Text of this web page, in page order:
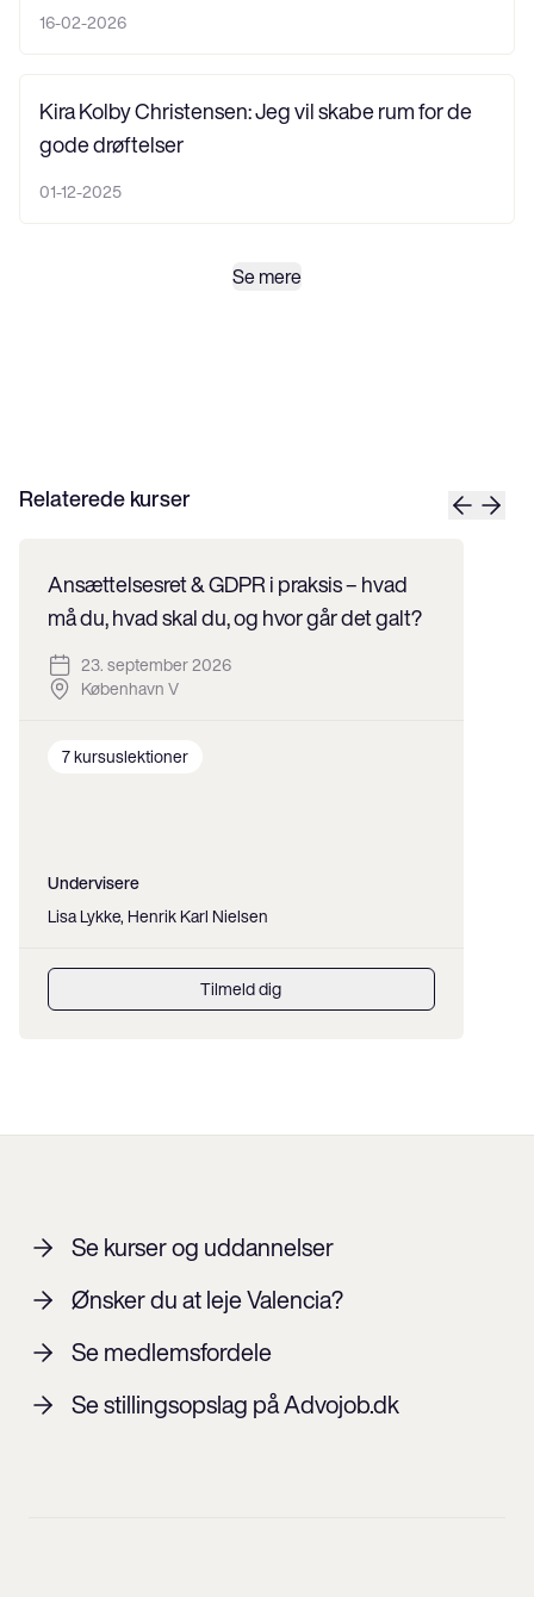
16-02-2026
Kira Kolby Christensen: Jeg vil skabe rum for de
gode drøftelser
01-12-2025
Se mere
Relaterede kurser
Ansættelsesret & GDPR i praksis – hvad
må du, hvad skal du, og hvor går det galt?
23. september 2026
København V
7 kursuslektioner
Undervisere
Lisa Lykke, Henrik Karl Nielsen
Tilmeld dig
Se kurser og uddannelser
Ønsker du at leje Valencia?
Se medlemsfordele
Se stillingsopslag på Advojob.dk